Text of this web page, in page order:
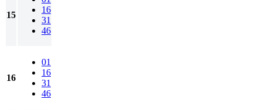
15
16
31
46
16
01
16
31
46